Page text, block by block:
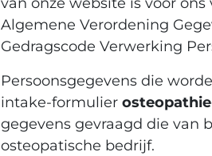
Algemene Verordening
Gedragscode Verwerking
Persoonsgegevens die
intake-formulier
gegevens gevraagd die van
osteopatische bedrijf.